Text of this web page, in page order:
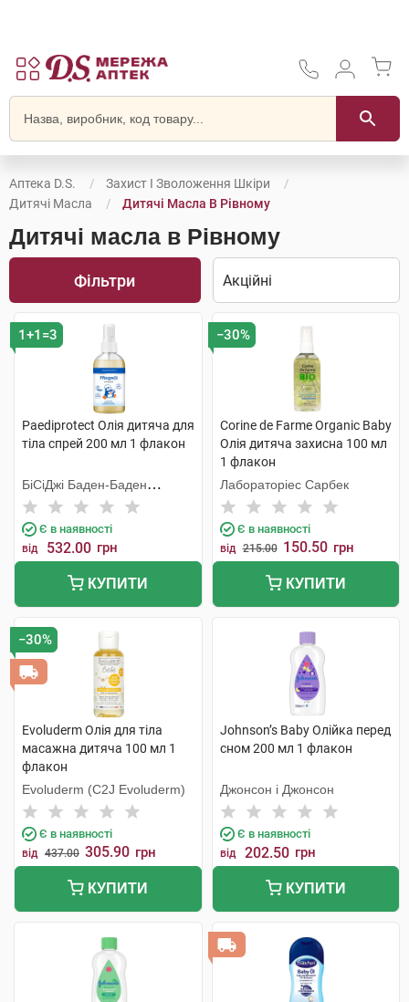
Аптека D.S.
Захист І Зволоження Шкіри
Дитячі Масла
Дитячі Масла В Рівному
Дитячі масла в Рівному
Фільтри
1+1=3
Paediprotect Олія дитяча для
тіла спрей 200 мл 1 флакон
БіСіДжі Баден-Баден
Косметікс Груп Гмбх
Є в наявності
від 532.00 грн
КУПИТИ
−30%
Corine de Farme Organic Baby
Олія дитяча захисна 100 мл
1 флакон
Лабораторіес Сарбек
Є в наявності
від 215.00 150.50 грн
КУПИТИ
−30%
Evoluderm Олія для тіла
масажна дитяча 100 мл 1
флакон
Evoluderm (C2J Evoluderm)
Є в наявності
від 437.00 305.90 грн
КУПИТИ
Johnson’s Baby Олійка перед
сном 200 мл 1 флакон
Джонсон і Джонсон
Є в наявності
від 202.50 грн
КУПИТИ